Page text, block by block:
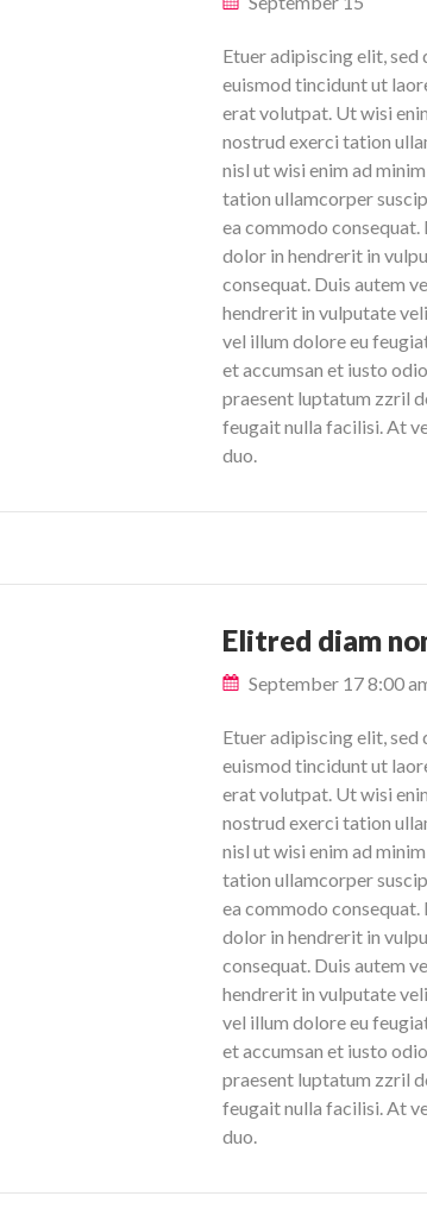
Etuer adipiscing elit, sed
euismod tincidunt ut
erat volutpat. Ut wisi
nostrud exerci tation
nisl ut wisi enim ad
tation ullamcorper
ea commodo consequat.
dolor in hendrerit in
consequat. Duis autem
hendrerit in vulputate
vel illum dolore eu
et accumsan et iusto
praesent luptatum zzril
feugait nulla facilisi. At
duo.
Elitred diam
September 17 8:00
Etuer adipiscing elit, sed
euismod tincidunt ut
erat volutpat. Ut wisi
nostrud exerci tation
nisl ut wisi enim ad
tation ullamcorper
ea commodo consequat.
dolor in hendrerit in
consequat. Duis autem
hendrerit in vulputate
vel illum dolore eu
et accumsan et iusto
praesent luptatum zzril
feugait nulla facilisi. At
duo.